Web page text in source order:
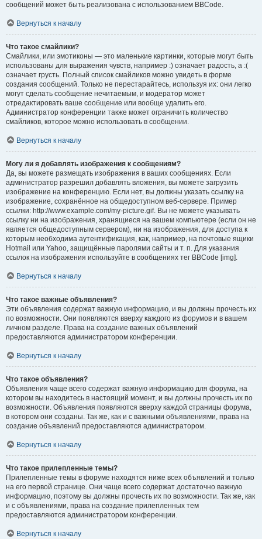
сообщений может быть реализована с использованием BBCode.
Вернуться к началу
Что такое смайлики?
Смайлики, или эмотиконы — это маленькие картинки, которые могут быть
использованы для выражения чувств, например :) означает радость, а :(
означает грусть. Полный список смайликов можно увидеть в форме
создания сообщений. Только не перестарайтесь, используя их: они легко
могут сделать сообщение нечитаемым, и модератор может
отредактировать ваше сообщение или вообще удалить его.
Администратор конференции также может ограничить количество
смайликов, которое можно использовать в сообщении.
Вернуться к началу
Могу ли я добавлять изображения к сообщениям?
Да, вы можете размещать изображения в ваших сообщениях. Если
администратор разрешил добавлять вложения, вы можете загрузить
изображение на конференцию. Если нет, вы должны указать ссылку на
изображение, сохранённое на общедоступном веб-сервере. Пример
ссылки: http://www.example.com/my-picture.gif. Вы не можете указывать
ссылку ни на изображения, хранящиеся на вашем компьютере (если он не
является общедоступным сервером), ни на изображения, для доступа к
которым необходима аутентификация, как, например, на почтовые ящики
Hotmail или Yahoo, защищённые паролями сайты и т. п. Для указания
ссылок на изображения используйте в сообщениях тег BBCode [img].
Вернуться к началу
Что такое важные объявления?
Эти объявления содержат важную информацию, и вы должны прочесть их
по возможности. Они появляются вверху каждого из форумов и в вашем
личном разделе. Права на создание важных объявлений
предоставляются администратором конференции.
Вернуться к началу
Что такое объявления?
Объявления чаще всего содержат важную информацию для форума, на
котором вы находитесь в настоящий момент, и вы должны прочесть их по
возможности. Объявления появляются вверху каждой страницы форума,
в котором они созданы. Так же, как и с важными объявлениями, права на
создание объявлений предоставляются администратором.
Вернуться к началу
Что такое прилепленные темы?
Прилепленные темы в форуме находятся ниже всех объявлений и только
на его первой странице. Они чаще всего содержат достаточно важную
информацию, поэтому вы должны прочесть их по возможности. Так же, как
и с объявлениями, права на создание прилепленных тем
предоставляются администратором конференции.
Вернуться к началу